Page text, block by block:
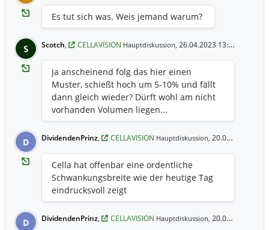
Es tut sich was. Weis jemand warum?
S Scotch, CELLAVISION Hauptdiskussion, 26.04.2023 13:32 Uhr
ja anscheinend folg das hier einen
Muster, schießt hoch um 5-10% und fällt
dann gleich wieder? Dürft wohl am nicht
vorhanden Volumen liegen...
D DividendenPrinz, CELLAVISION Hauptdiskussion, 20.04.2023 22:40 Uhr
Cella hat offenbar eine ordentliche
Schwankungsbreite wie der heutige Tag
eindrucksvoll zeigt
D DividendenPrinz, CELLAVISION Hauptdiskussion, 20.04.2023 0:42 Uhr